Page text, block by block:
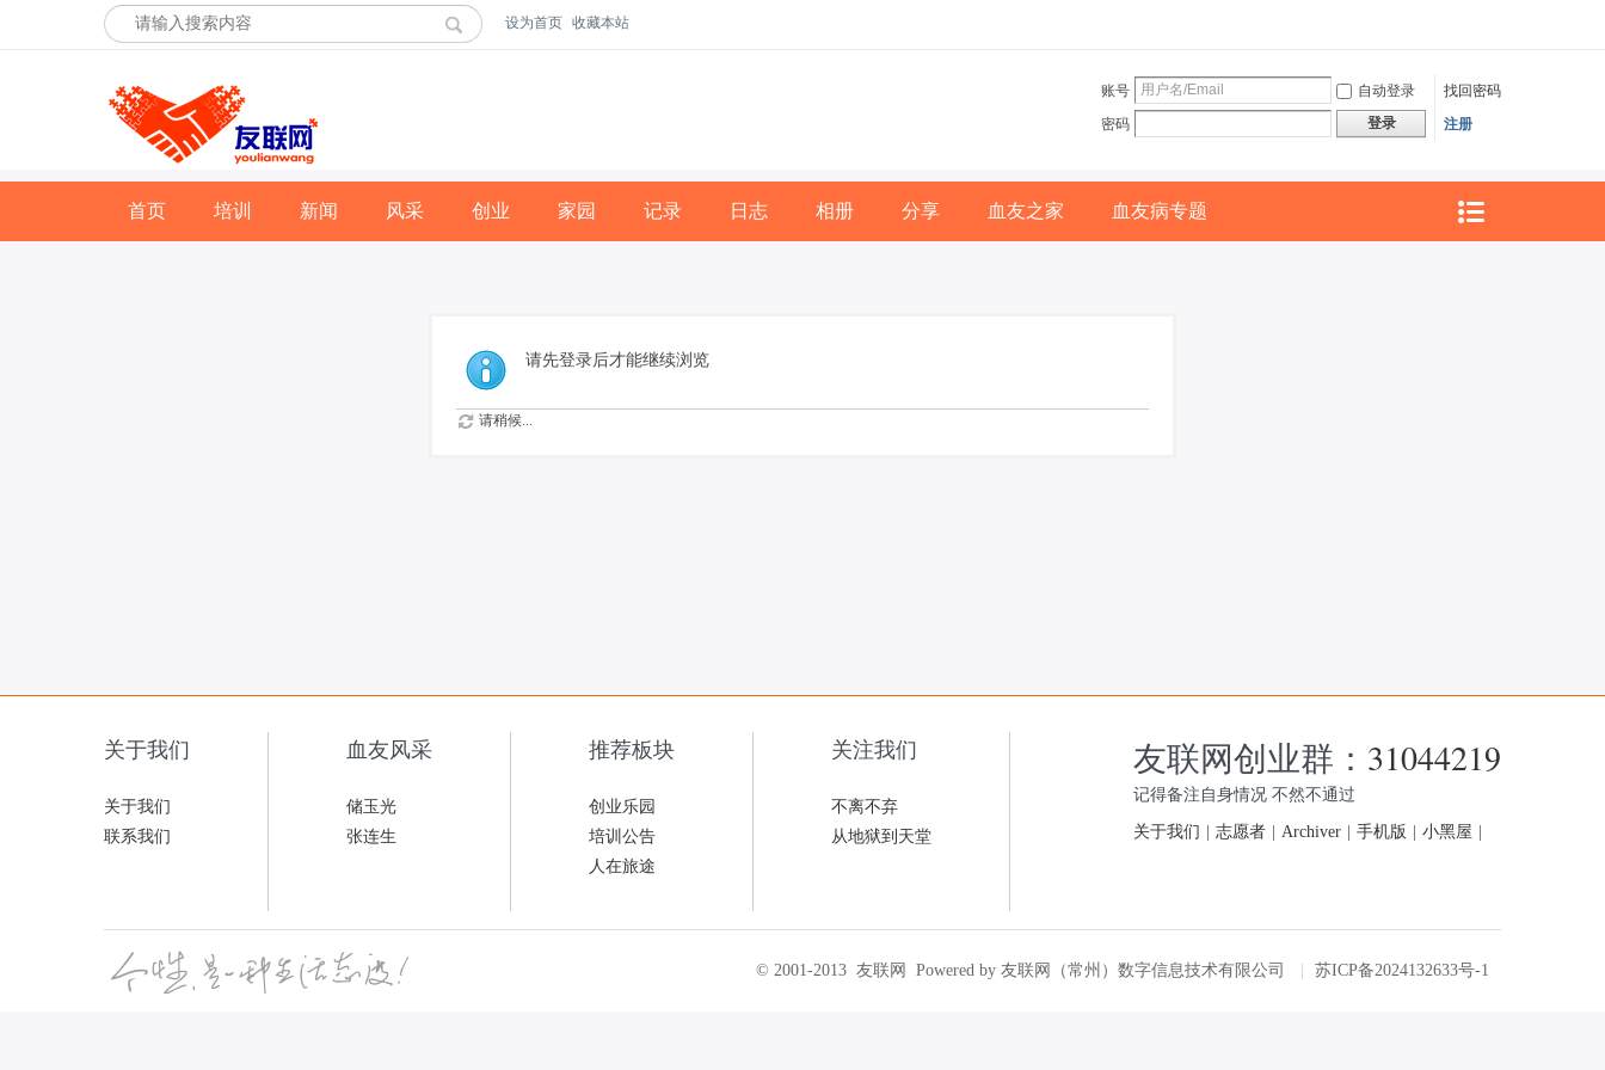
设为首页 收藏本站
账号 自动登录
找回密码
密码
登录 注册
首页 培训 新闻 风采 创业 家园 记录 日志 相册 分享 血友之家 血友病专题
请先登录后才能继续浏览
请稍候...
关于我们
关于我们
联系我们
血友风采
储玉光
张连生
推荐板块
创业乐园
培训公告
人在旅途
关注我们
不离不弃
从地狱到天堂
友联网创业群： 31044219
记得备注自身情况 不然不通过
关于我们 志愿者 Archiver 手机版 小黑屋
© 2001-2013 友联网 Powered by 友联网（常州）数字信息技术有限公司 苏ICP备2024132633号-1